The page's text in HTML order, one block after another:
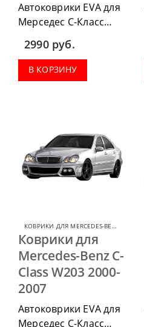
Автоковрики EVA для
Мерседес С-Класс
Купе ЦЛ203 2000-2008
г.в. можно
приобрести в
комплектации:
багажник.
2990 руб.
В КОРЗИНУ
КОВРИКИ ДЛЯ MERCEDES-BENZ C-CLASS
Коврики для
Mercedes-Benz C-
Class W203 2000-
2007
Автоковрики EVA для
Мерседес С-Класс